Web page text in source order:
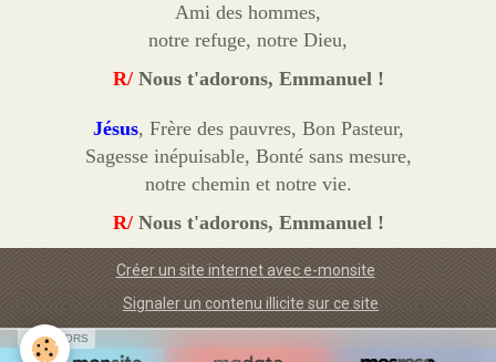
Ami des hommes,
notre refuge, notre Dieu,
R/ Nous t'adorons, Emmanuel !
Jésus, Frère des pauvres, Bon Pasteur,
Sagesse inépuisable, Bonté sans mesure,
notre chemin et notre vie.
R/ Nous t'adorons, Emmanuel !
Créer un site internet avec e-monsite
Signaler un contenu illicite sur ce site
SPONSORS